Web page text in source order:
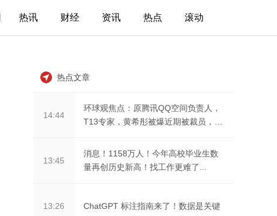
热讯 财经 资讯 热点 滚动
热点文章
14:44
环球观焦点：原腾讯QQ空间负责人，
T13专家，黄希彤被爆近期被裁员，裁
13:45
消息！1158万人！今年高校毕业生数
量再创历史新高！找工作更难了...
13:26 ChatGPT 标注指南来了！数据是关键